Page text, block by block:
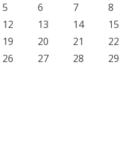
5 6 7 8
12 13 14 15
19 20 21 22
26 27 28 29